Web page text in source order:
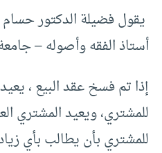
يقول فضيلة الدكتور
أستاذ الفقه وأصوله –
إذا تم فسخ عقد البيع ،
للمشتري، ويعيد المشتري
للمشتري بأن يطالب بأي